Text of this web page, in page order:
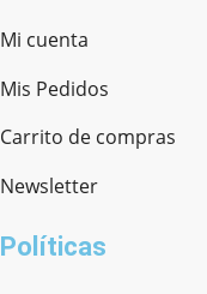
Mi cuenta
Mis Pedidos
Carrito de compras
Newsletter
Políticas